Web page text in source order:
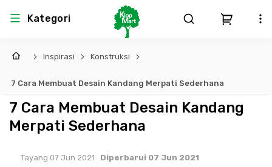
Kategori
Arsitektur
Lem
Dinding
Struktural
Produk K3
Perlengkapan
MEP
Sistem Elektro
Sistem Penanggulangan Kebakaran
Interior
Landscape
Inspirasi Konstruksi
7 Cara Membuat Desain Kandang Merpati Sederhana
7 Cara Membuat Desain Kandang
Merpati Sederhana
Tayang 07 Jun 2021 Diperbarui 07 Jun 2021